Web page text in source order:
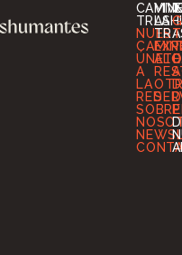
ÚNETE
A
LA
RED
SOBRE
VIVE
LA